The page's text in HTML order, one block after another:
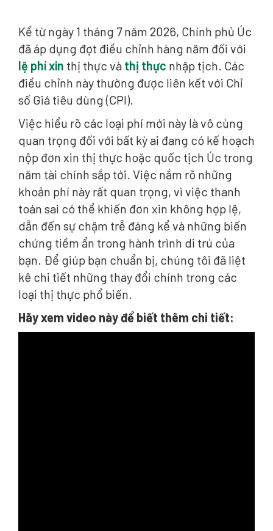
Kể từ ngày 1 tháng 7 năm 2026, Chính phủ Úc
đã áp dụng đợt điều chỉnh hàng năm đối với
lệ phí xin thị thực và thị thực nhập tịch. Các
điều chỉnh này thường được liên kết với Chỉ
số Giá tiêu dùng (CPI).
Việc hiểu rõ các loại phí mới này là vô cùng
quan trọng đối với bất kỳ ai đang có kế hoạch
nộp đơn xin thị thực hoặc quốc tịch Úc trong
năm tài chính sắp tới. Việc nắm rõ những
khoản phí này rất quan trọng, vì việc thanh
toán sai có thể khiến đơn xin không hợp lệ,
dẫn đến sự chậm trễ đáng kể và những biến
chứng tiềm ẩn trong hành trình di trú của
bạn. Để giúp bạn chuẩn bị, chúng tôi đã liệt
kê chi tiết những thay đổi chính trong các
loại thị thực phổ biến.
Hãy xem video này để biết thêm chi tiết: